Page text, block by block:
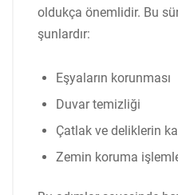
oldukça önemlidir. Bu
şunlardır:
Eşyaların korunması
Duvar temizliği
Çatlak ve deliklerin
Zemin koruma